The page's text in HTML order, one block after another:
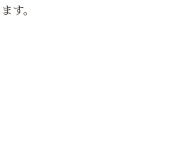
す。